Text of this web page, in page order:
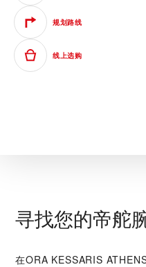
规划路线
线上选购
寻找您的帝舵
在‭ORA KESSARIS